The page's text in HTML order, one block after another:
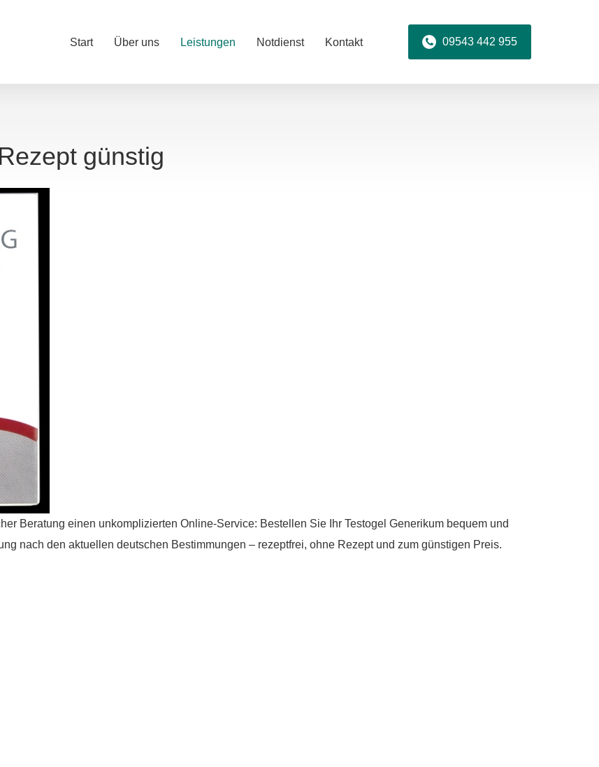
Start Über uns Leistungen Notdienst Kontakt 09543 442 955
günstig
Beratung einen unkomplizierten Online-Service: Bestellen Sie Ihr Testogel Generikum bequem und
nach den aktuellen deutschen Bestimmungen – rezeptfrei, ohne Rezept und zum günstigen Preis.